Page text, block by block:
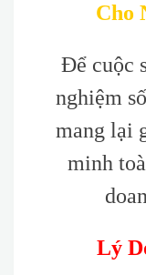
Cho
Để cuộc
nghiệm
mang lại
minh
Lý